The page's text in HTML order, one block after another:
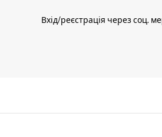
Вхід/реєстрація через соц.